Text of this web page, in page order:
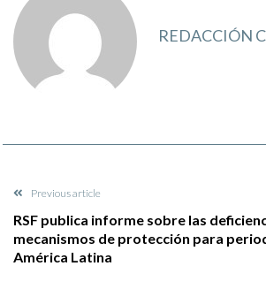
REDACCIÓN
Previous article
RSF publica informe sobre las
mecanismos de protección para
América Latina